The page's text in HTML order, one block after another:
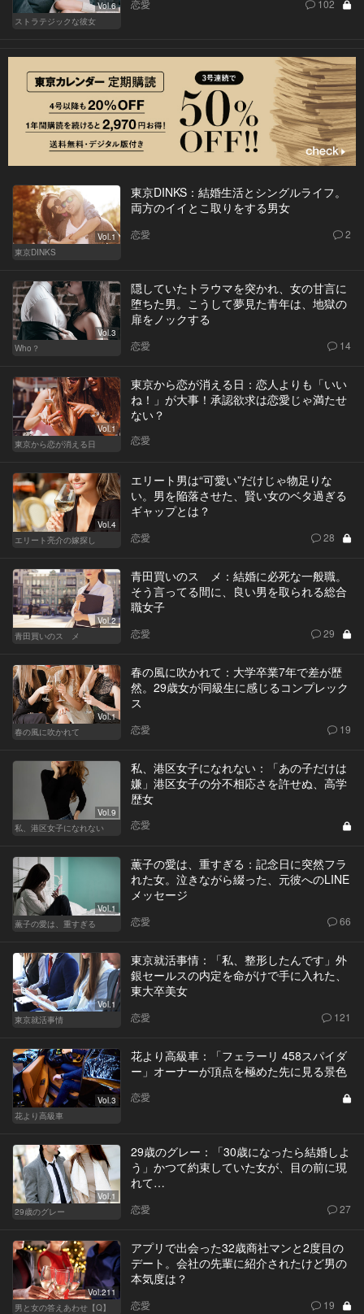
Vol.6
ストラテジックな彼女
恋愛 102
Vol.1
東京DINKS
東京DINKS：結婚生活とシングルライフ。
両方のイイとこ取りをする男女
恋愛 2
Vol.3
Who？
隠していたトラウマを突かれ、女の甘言に
堕ちた男。こうして夢見た青年は、地獄の
扉をノックする
恋愛 14
Vol.1
東京から恋が消える日
東京から恋が消える日：恋人よりも「いい
ね！」が大事！承認欲求は恋愛じゃ満たせ
ない？
恋愛
Vol.4
エリート亮介の嫁探し
エリート男は“可愛い”だけじゃ物足りな
い。男を陥落させた、賢い女のベタ過ぎる
ギャップとは？
恋愛 28
Vol.2
青田買いのスゝメ
青田買いのスゝメ：結婚に必死な一般職。
そう言ってる間に、良い男を取られる総合
職女子
恋愛 29
Vol.1
春の風に吹かれて
春の風に吹かれて：大学卒業7年で差が歴
然。29歳女が同級生に感じるコンプレック
ス
恋愛 19
Vol.9
私、港区女子になれない
私、港区女子になれない：「あの子だけは
嫌」港区女子の分不相応さを許せぬ、高学
歴女
恋愛
Vol.1
薫子の愛は、重すぎる
薫子の愛は、重すぎる：記念日に突然フラ
れた女。泣きながら綴った、元彼へのLINE
メッセージ
恋愛 66
Vol.1
東京就活事情
東京就活事情：「私、整形したんです」外
銀セールスの内定を命がけで手に入れた、
東大卒美女
恋愛 121
Vol.3
花より高級車
花より高級車：「フェラーリ 458スパイダ
ー」オーナーが頂点を極めた先に見る景色
恋愛
Vol.1
29歳のグレー
29歳のグレー：「30歳になったら結婚しよ
う」かつて約束していた女が、目の前に現
れて…
恋愛 27
Vol.211
男と女の答えあわせ【Q】
アプリで出会った32歳商社マンと2度目の
デート。会社の先輩に紹介されたけど男の
本気度は？
恋愛 19